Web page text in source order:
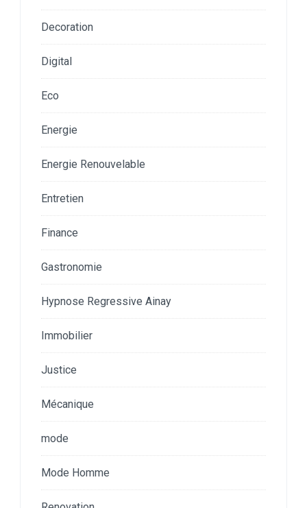
Decoration
Digital
Eco
Energie
Energie Renouvelable
Entretien
Finance
Gastronomie
Hypnose Regressive Ainay
Immobilier
Justice
Mécanique
mode
Mode Homme